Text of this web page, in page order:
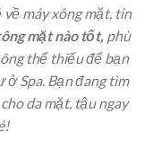
máy xông mặt, tin
mặt nào tốt, phù
thể thiếu để bạn
Spa. Bạn đang tìm
da mặt, tậu ngay